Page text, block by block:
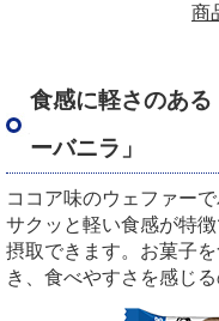
商
食感に軽さのある
ーバニラ」
ココア味のウェファー
サクッと軽い食感が特徴
摂取できます。お菓子
き、食べやすさを感じ